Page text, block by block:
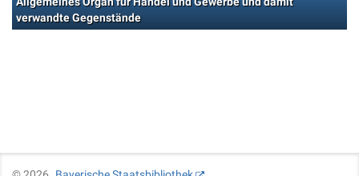
verwandte Gegenstände